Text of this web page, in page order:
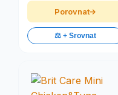
Porovnat
⚖️ + Srovnat